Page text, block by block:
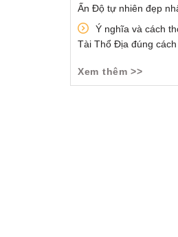
Ấn Độ tự nhiên đẹp
Ý nghĩa và cách
Tài Thổ Địa đúng cách
Xem thêm >>